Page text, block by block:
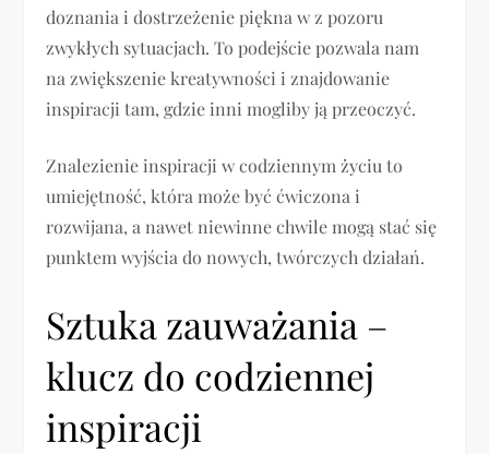
doznania i dostrzeżenie piękna w z pozoru
zwykłych sytuacjach. To podejście pozwala nam
na zwiększenie kreatywności i znajdowanie
inspiracji tam, gdzie inni mogliby ją przeoczyć.
Znalezienie inspiracji w codziennym życiu to
umiejętność, która może być ćwiczona i
rozwijana, a nawet niewinne chwile mogą stać się
punktem wyjścia do nowych, twórczych działań.
Sztuka zauważania –
klucz do codziennej
inspiracji